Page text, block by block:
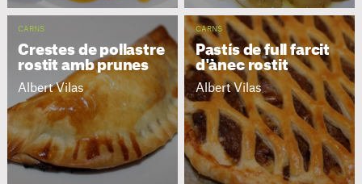
CARNS
Crestes de pollastre
rostit amb prunes
Albert Vilas
CARNS
Pastís de full farcit
d'ànec rostit
Albert Vilas